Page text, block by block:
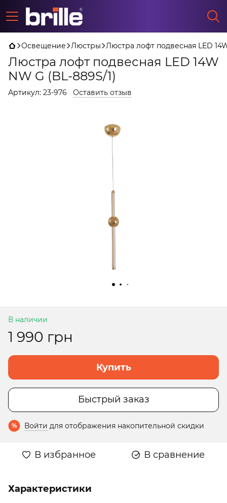
Освещение Люстры Люстра лофт подвесная LED
Люстра лофт подвесная LED 14W
NW G (BL-889S/1)
Артикул: 23-976 Оставить отзыв
В наличии
1 990 грн
Купить
Быстрый заказ
% Войти для отображения накопительной скидки
В избранное В сравнение
Характеристики